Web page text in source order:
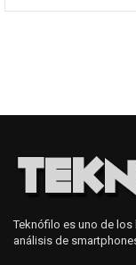
Teknófilo es uno de
análisis de